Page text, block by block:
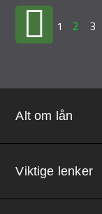
1 2 3
Alt om lån
Viktige lenker